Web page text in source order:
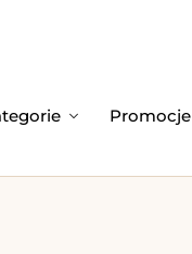
Promocje